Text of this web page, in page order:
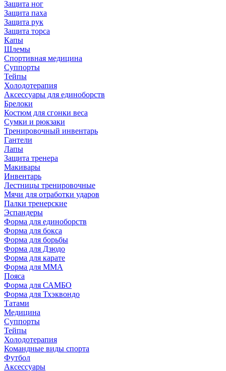
Защита ног
Защита паха
Защита рук
Защита торса
Капы
Шлемы
Спортивная медицина
Суппорты
Тейпы
Холодотерапия
Аксессуары для единоборств
Брелоки
Костюм для сгонки веса
Сумки и рюкзаки
Тренировочный инвентарь
Гантели
Лапы
Защита тренера
Макивары
Инвентарь
Лестницы тренировочные
Мячи для отработки ударов
Палки тренерские
Эспандеры
Форма для единоборств
Форма для бокса
Форма для борьбы
Форма для Дзюдо
Форма для карате
Форма для MMA
Пояса
Форма для САМБО
Форма для Тхэквондо
Татами
Медицина
Суппорты
Тейпы
Холодотерапия
Командные виды спорта
Футбол
Аксессуары